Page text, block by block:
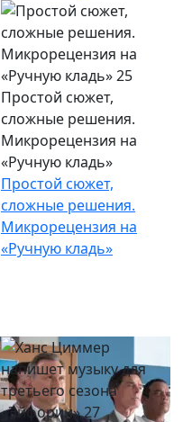
Простой сюжет,
сложные решения.
Микрорецензия на
«Ручную кладь»
Простой сюжет,
сложные решения.
Микрорецензия на
«Ручную кладь»